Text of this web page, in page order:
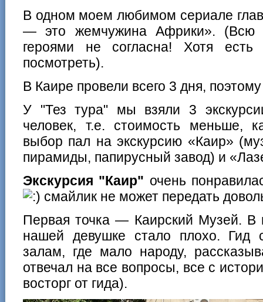
В одном моем любимом сериале
— это жемчужина Африки». (Всю
героями не согласна! Хотя
посмотреть).
В Каире провели всего 3 дня,
У "Тез тура" мы взяли 3
человек, т.е. стоимость меньше,
выбор пал на экскурсию «Каир»
пирамиды, папирусный завод) и
Экскурсия "Каир" очень
смайлик не может передать
Первая точка — Каирский Музей. В
нашей девушке стало плохо. Гид
залам, где мало народу,
отвечал на все вопросы, все с
восторг от гида).